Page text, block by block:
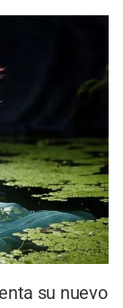
su nuevo